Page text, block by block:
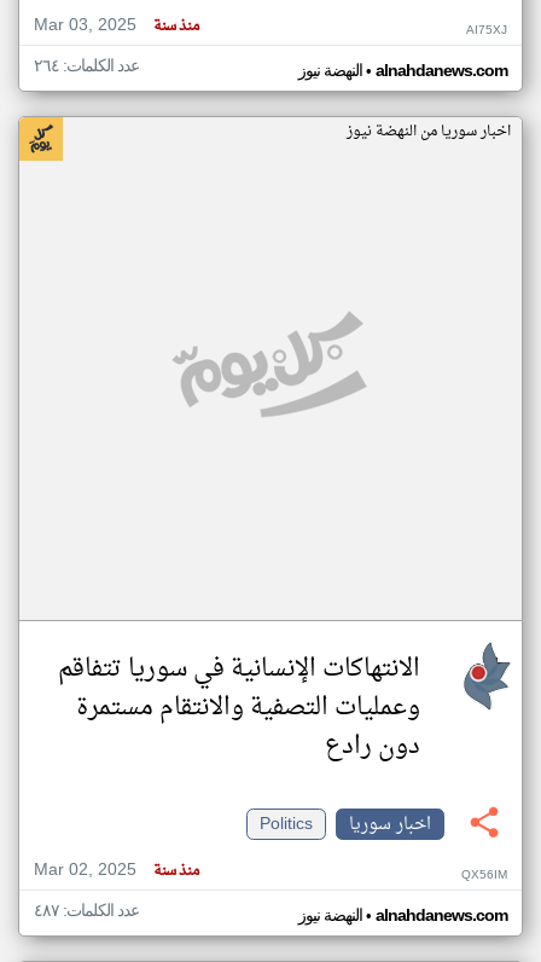
Mar 03, 2025
منذ سنة AI75XJ
النهضة نيوز• alnahdanews.com عدد الكلمات: ٢٦٤
اخبار سوريا من النهضة نيوز
الانتهاكات الإنسانية في سوريا تتفاقم
وعمليات التصفية والانتقام مستمرة
دون رادع
اخبار سوريا
Politics
Mar 02, 2025
منذ سنة QX56IM
النهضة نيوز• alnahdanews.com عدد الكلمات: ٤٨٧